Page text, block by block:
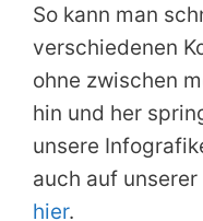
So kann man
verschiedenen
ohne zwischen
hin und her
unsere
auch auf unserer
hier.